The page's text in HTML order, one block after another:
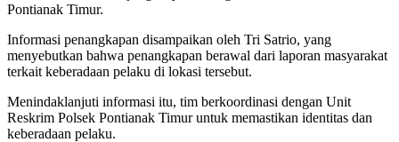
Pontianak Timur.
Informasi penangkapan disampaikan oleh Tri Satrio, yang
menyebutkan bahwa penangkapan berawal dari laporan masyarakat
terkait keberadaan pelaku di lokasi tersebut.
Menindaklanjuti informasi itu, tim berkoordinasi dengan Unit
Reskrim Polsek Pontianak Timur untuk memastikan identitas dan
keberadaan pelaku.